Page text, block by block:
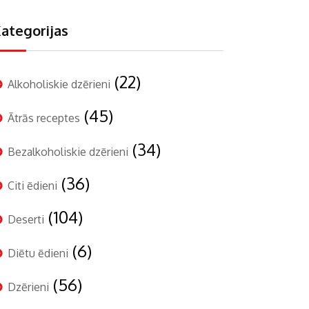
Alkoholiskie dzērieni (22)
Ātrās receptes (45)
Bezalkoholiskie dzērieni (34)
Citi ēdieni (36)
Deserti (104)
Diētu ēdieni (6)
Dzērieni (56)